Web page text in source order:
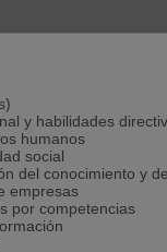
26 horas de trabajo
créditos ECTS con
de: Master en
es proporcionar al
Humanos,
del Master.
y habilidades
humanos
social
del conocimiento y
empresas
por competencias